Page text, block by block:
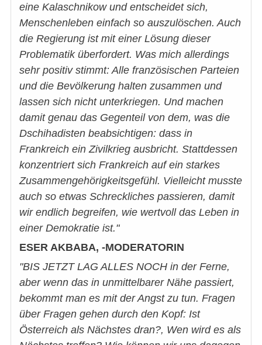
eine Kalaschnikow und entscheidet sich,
Menschenleben einfach so auszulöschen. Auch
die Regierung ist mit einer Lösung dieser
Problematik überfordert. Was mich allerdings
sehr positiv stimmt: Alle französischen Parteien
und die Bevölkerung halten zusammen und
lassen sich nicht unterkriegen. Und machen
damit genau das Gegenteil von dem, was die
Dschihadisten beabsichtigen: dass in
Frankreich ein Zivilkrieg ausbricht. Stattdessen
konzentriert sich Frankreich auf ein starkes
Zusammengehörigkeitsgefühl. Vielleicht musste
auch so etwas Schreckliches passieren, damit
wir endlich begreifen, wie wertvoll das Leben in
einer Demokratie ist."
ESER AKBABA, -MODERATORIN
"BIS JETZT LAG ALLES NOCH in der Ferne,
aber wenn das in unmittelbarer Nähe passiert,
bekommt man es mit der Angst zu tun. Fragen
über Fragen gehen durch den Kopf: Ist
Österreich als Nächstes dran?, Wen wird es als